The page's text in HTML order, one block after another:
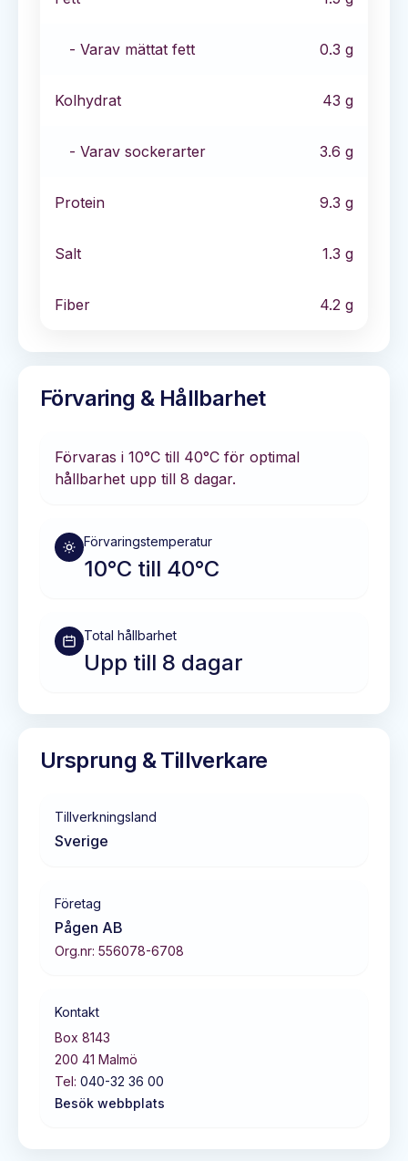
- Varav mättat fett 0.3 g
Kolhydrat 43 g
- Varav sockerarter 3.6 g
Protein 9.3 g
Salt 1.3 g
Fiber 4.2 g
Förvaring & Hållbarhet
Förvaras i 10°C till 40°C för optimal
hållbarhet upp till 8 dagar.
Förvaringstemperatur
10°C till 40°C
Total hållbarhet
Upp till 8 dagar
Ursprung & Tillverkare
Tillverkningsland
Sverige
Företag
Pågen AB
Org.nr: 556078-6708
Kontakt
Box 8143
200 41 Malmö
Tel: 040-32 36 00
Besök webbplats